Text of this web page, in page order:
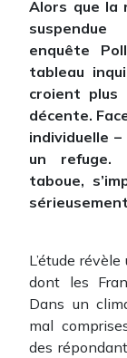
Alors que la
enquête
tableau
croient plus
décente.
individuelle –
un refuge.
taboue,
L’étude
dont les
Dans un
mal
des